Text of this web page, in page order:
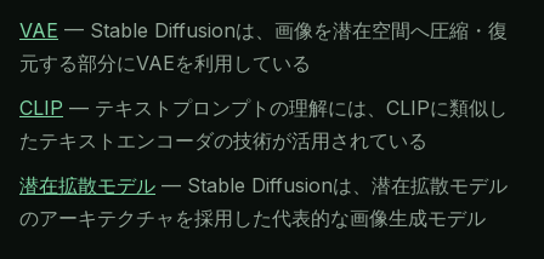
VAE — Stable Diffusionは、画像を潜在空間へ圧縮・復
元する部分にVAEを利用している
CLIP — テキストプロンプトの理解には、CLIPに類似し
たテキストエンコーダの技術が活用されている
潜在拡散モデル — Stable Diffusionは、潜在拡散モデル
のアーキテクチャを採用した代表的な画像生成モデル